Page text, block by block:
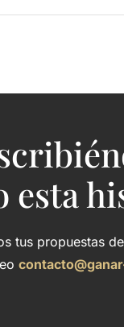
esta
tus propuestas